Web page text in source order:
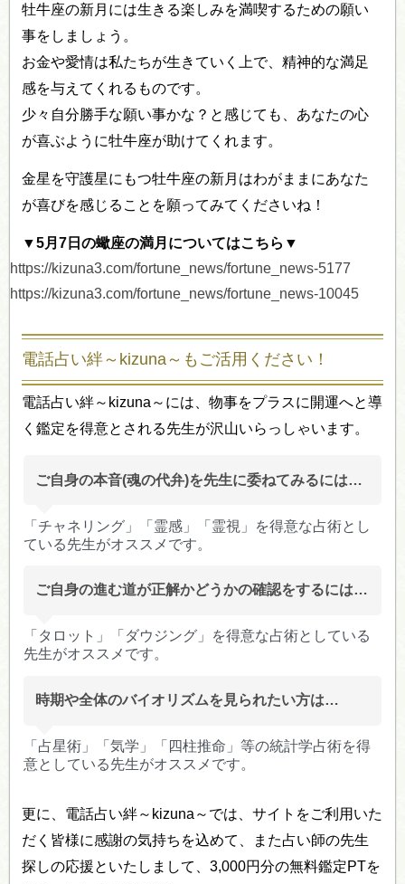
牡牛座の新月には生きる楽しみを満喫するための願い
事をしましょう。
お金や愛情は私たちが生きていく上で、精神的な満足
感を与えてくれるものです。
少々自分勝手な願い事かな？と感じても、あなたの心
が喜ぶように牡牛座が助けてくれます。
金星を守護星にもつ牡牛座の新月はわがままにあなた
が喜びを感じることを願ってみてくださいね！
▼5月7日の蠍座の満月についてはこちら▼
https://kizuna3.com/fortune_news/fortune_news-5177
https://kizuna3.com/fortune_news/fortune_news-10045
電話占い絆～kizuna～もご活用ください！
電話占い絆～kizuna～には、物事をプラスに開運へと導
く鑑定を得意とされる先生が沢山いらっしゃいます。
ご自身の本音(魂の代弁)を先生に委ねてみるには…
「チャネリング」「霊感」「霊視」を得意な占術とし
ている先生がオススメです。
ご自身の進む道が正解かどうかの確認をするには…
「タロット」「ダウジング」を得意な占術としている
先生がオススメです。
時期や全体のバイオリズムを見られたい方は…
「占星術」「気学」「四柱推命」等の統計学占術を得
意としている先生がオススメです。
更に、電話占い絆～kizuna～では、サイトをご利用いた
だく皆様に感謝の気持ちを込めて、また占い師の先生
探しの応援といたしまして、3,000円分の無料鑑定PTを